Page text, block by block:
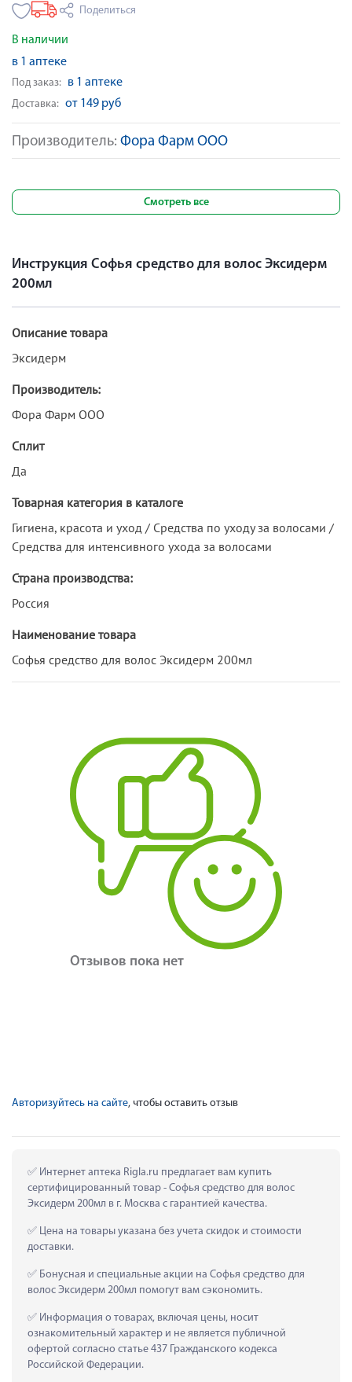
Производитель: Фора Фарм ООО
Поделиться
В наличии
в 1 аптеке
Под заказ: в 1 аптеке
Доставка: от 149 руб
Смотреть все
Инструкция Софья средство для волос Эксидерм
200мл
Описание товара
Эксидерм
Производитель:
Фора Фарм ООО
Сплит
Да
Товарная категория в каталоге
Гигиена, красота и уход / Средства по уходу за волосами /
Средства для интенсивного ухода за волосами
Страна производства:
Россия
Наименование товара
Софья средство для волос Эксидерм 200мл
Отзывов пока нет
Авторизуйтесь на сайте, чтобы оставить отзыв
Интернет аптека Rigla.ru предлагает вам купить
сертифицированный товар - Софья средство для волос
Эксидерм 200мл в г. Москва с гарантией качества.
Цена на товары указана без учета скидок и стоимости
доставки.
Бонусная и специальные акции на Софья средство для
волос Эксидерм 200мл помогут вам сэкономить.
Информация о товарах, включая цены, носит
ознакомительный характер и не является публичной
офертой согласно статье 437 Гражданского кодекса
Российской Федерации.